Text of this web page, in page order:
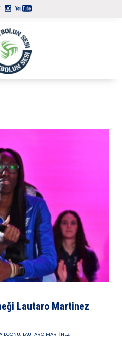
Lautaro Martinez
EGONU, LAUTARO MARTINEZ